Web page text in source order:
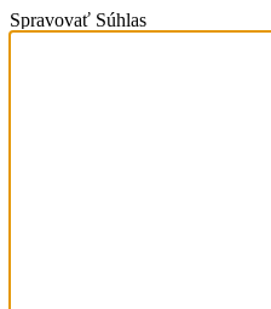
Spravovať Súhlas